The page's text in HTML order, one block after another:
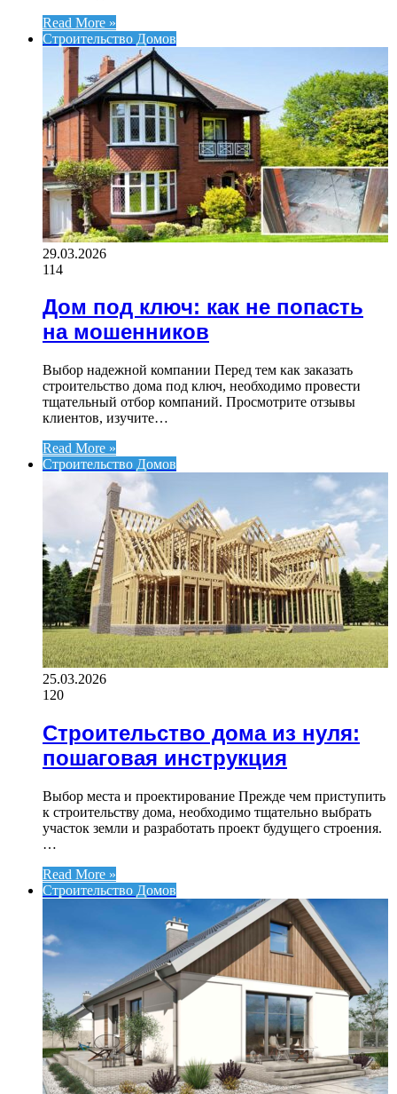
Read More »
Строительство Домов
29.03.2026
114
Дом под ключ: как не попасть
на мошенников
Выбор надежной компании Перед тем как заказать
строительство дома под ключ, необходимо провести
тщательный отбор компаний. Просмотрите отзывы
клиентов, изучите…
Read More »
Строительство Домов
25.03.2026
120
Строительство дома из нуля:
пошаговая инструкция
Выбор места и проектирование Прежде чем приступить
к строительству дома, необходимо тщательно выбрать
участок земли и разработать проект будущего строения.
…
Read More »
Строительство Домов